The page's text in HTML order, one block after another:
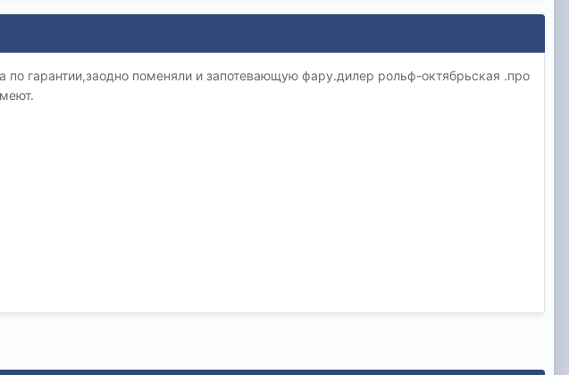
гарантии,заодно поменяли и запотевающую фару.дилер рольф-октябрьская .про